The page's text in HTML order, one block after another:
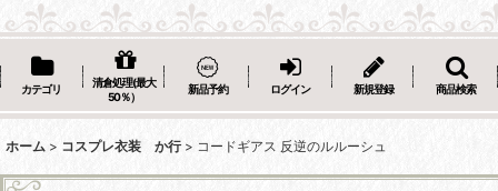
カテゴリ
清倉処理(最大
50％）
新品予約 ログイン 新規登録 商品検索
ホーム > コスプレ衣装 か行 > コードギアス 反逆のルルーシュ